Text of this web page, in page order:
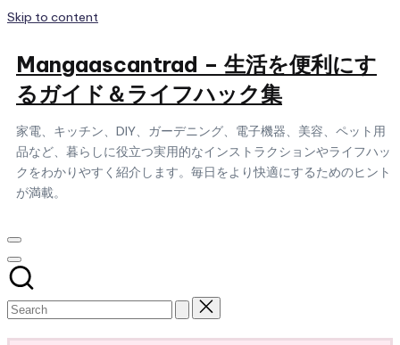
Skip to content
Mangaascantrad – 生活を便利にす
るガイド＆ライフハック集
家電、キッチン、DIY、ガーデニング、電子機器、美容、ペット用
品など、暮らしに役立つ実用的なインストラクションやライフハッ
クをわかりやすく紹介します。毎日をより快適にするためのヒント
が満載。